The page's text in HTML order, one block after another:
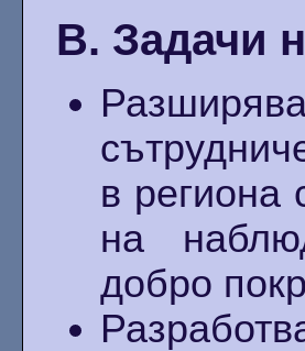
B. Задачи
в региона
на
добро